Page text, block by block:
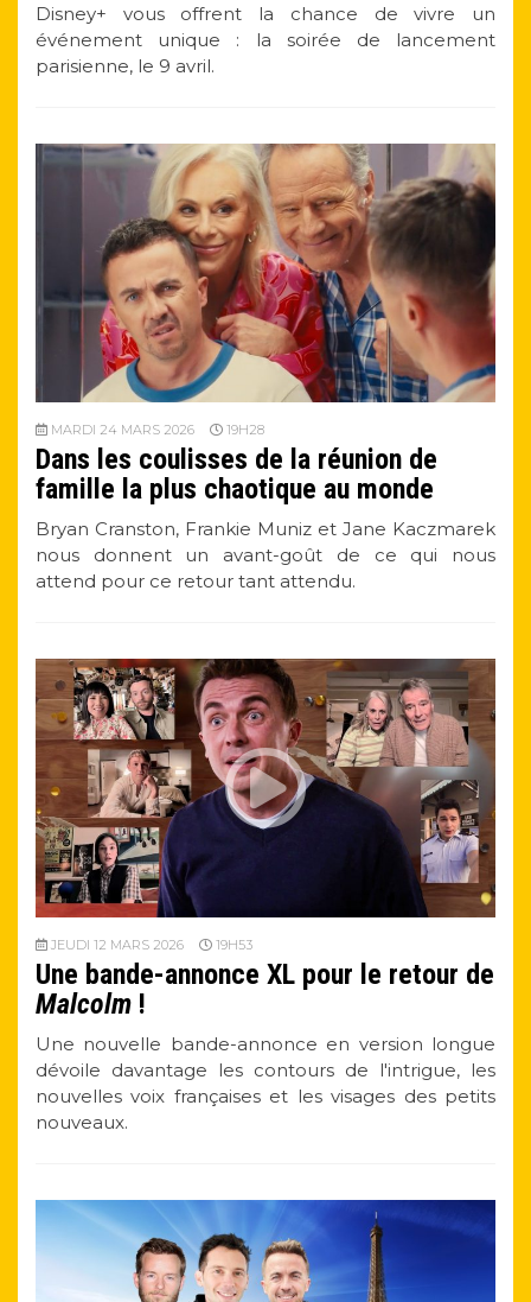
Disney+ vous offrent la chance de vivre un
événement unique : la soirée de lancement
parisienne, le 9 avril.
MARDI 24 MARS 2026 19H28
Dans les coulisses de la réunion de
famille la plus chaotique au monde
Bryan Cranston, Frankie Muniz et Jane Kaczmarek
nous donnent un avant-goût de ce qui nous
attend pour ce retour tant attendu.
JEUDI 12 MARS 2026 19H53
Une bande-annonce XL pour le retour de
Malcolm !
Une nouvelle bande-annonce en version longue
dévoile davantage les contours de l'intrigue, les
nouvelles voix françaises et les visages des petits
nouveaux.